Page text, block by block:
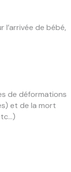
l’arrivée de bébé,
de déformations
et de la mort